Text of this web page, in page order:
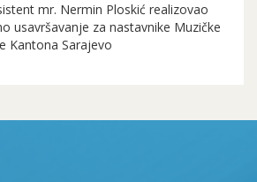
mr. Nermin Ploskić realizovao
usavršavanje za nastavnike Muzičke
Kantona Sarajevo